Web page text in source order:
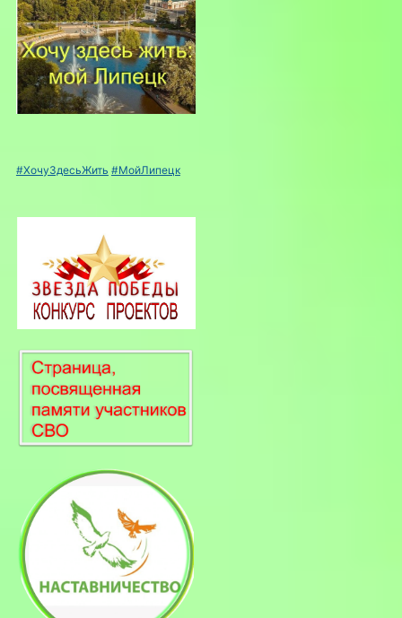
#ХочуЗдесьЖить #МойЛипецк